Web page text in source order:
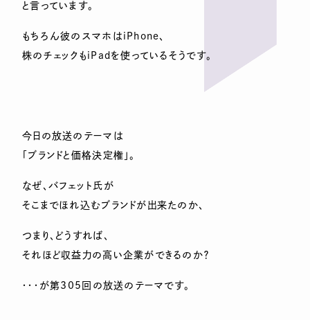
と言っています。
もちろん彼のスマホはiPhone、
株のチェックもiPadを使っているそうです。
今日の放送のテーマは
「ブランドと価格決定権」。
なぜ、バフェット氏が
そこまでほれ込むブランドが出来たのか、
つまり、どうすれば、
それほど収益力の高い企業ができるのか？
・・・が第305回の放送のテーマです。